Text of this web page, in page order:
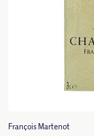
François Martenot